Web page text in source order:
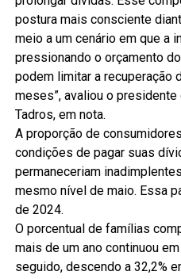
postura mais consciente
meio a um cenário em que a
pressionando o orçamento
podem limitar a recuperação
meses”, avaliou o presidente
Tadros, em nota.
A proporção de
condições de pagar suas
permaneceriam
mesmo nível de maio. Essa
de 2024.
O porcentual de famílias
mais de um ano continuou
seguido, descendo a 32,2%